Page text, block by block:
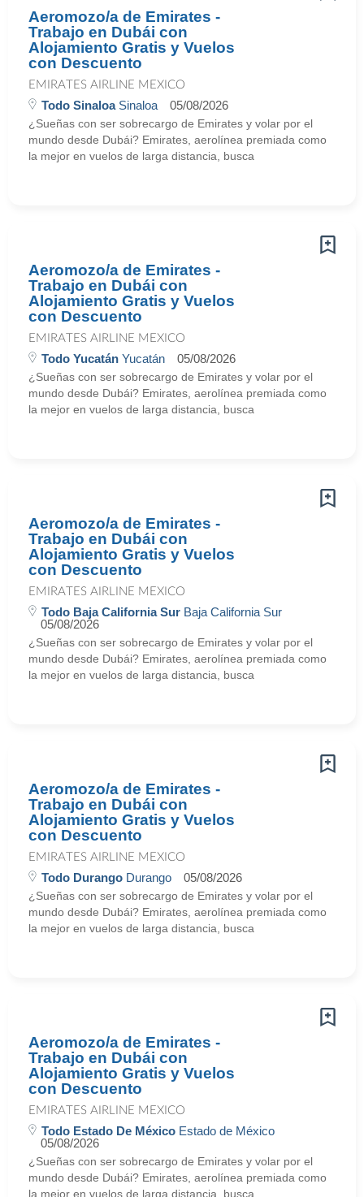
Aeromozo/a de Emirates -
Trabajo en Dubái con
Alojamiento Gratis y Vuelos
con Descuento
EMIRATES AIRLINE MEXICO
Todo SinaloaSinaloa 05/08/2026
¿Sueñas con ser sobrecargo de Emirates y volar por el
mundo desde Dubái? Emirates, aerolínea premiada como
la mejor en vuelos de larga distancia, busca
Aeromozo/a de Emirates -
Trabajo en Dubái con
Alojamiento Gratis y Vuelos
con Descuento
EMIRATES AIRLINE MEXICO
Todo Yucatán Yucatán 05/08/2026
¿Sueñas con ser sobrecargo de Emirates y volar por el
mundo desde Dubái? Emirates, aerolínea premiada como
la mejor en vuelos de larga distancia, busca
Aeromozo/a de Emirates -
Trabajo en Dubái con
Alojamiento Gratis y Vuelos
con Descuento
EMIRATES AIRLINE MEXICO
Todo Baja California Sur Baja California Sur
05/08/2026
¿Sueñas con ser sobrecargo de Emirates y volar por el
mundo desde Dubái? Emirates, aerolínea premiada como
la mejor en vuelos de larga distancia, busca
Aeromozo/a de Emirates -
Trabajo en Dubái con
Alojamiento Gratis y Vuelos
con Descuento
EMIRATES AIRLINE MEXICO
Todo Durango Durango 05/08/2026
¿Sueñas con ser sobrecargo de Emirates y volar por el
mundo desde Dubái? Emirates, aerolínea premiada como
la mejor en vuelos de larga distancia, busca
Aeromozo/a de Emirates -
Trabajo en Dubái con
Alojamiento Gratis y Vuelos
con Descuento
EMIRATES AIRLINE MEXICO
Todo Estado De México Estado de México
05/08/2026
¿Sueñas con ser sobrecargo de Emirates y volar por el
mundo desde Dubái? Emirates, aerolínea premiada como
la mejor en vuelos de larga distancia, busca